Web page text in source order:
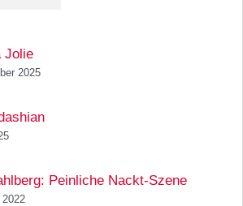
Jolie
2025
Peinliche Nackt-Szene